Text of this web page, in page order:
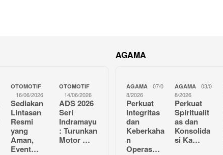
OTOMOTIF
16/06/2026
Sediakan
Lintasan
Resmi
yang
Aman,
Event…
OTOMOTIF
14/06/2026
ADS 2026
Seri
Indramayu
: Turunkan
Motor …
AGAMA
AGAMA
07/0
8/2026
Perkuat
Integritas
dan
Keberkaha
n
Operas…
AGAMA
03/0
8/2026
Perkuat
Spiritualit
as dan
Konsolida
si Ka…